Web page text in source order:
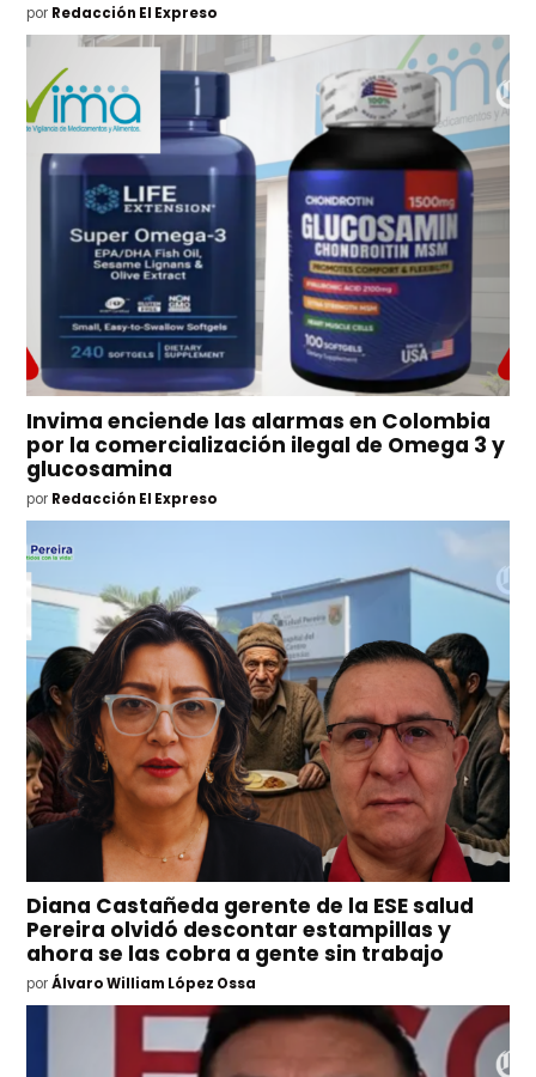
por Redacción El Expreso
Invima enciende las alarmas en Colombia
por la comercialización ilegal de Omega 3 y
glucosamina
por Redacción El Expreso
Diana Castañeda gerente de la ESE salud
Pereira olvidó descontar estampillas y
ahora se las cobra a gente sin trabajo
por Álvaro William López Ossa